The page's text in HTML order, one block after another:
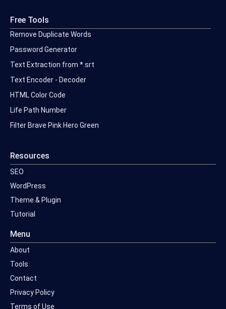
Free Tools
Remove Duplicate Words
Password Generator
Text Extraction from *.srt
Text Encoder - Decoder
HTML Color Code
Life Path Number
Filter Brave Pink Hero Green
Resources
SEO
WordPress
Theme & Plugin
Tutorial
Menu
About
Tools
Contact
Privacy Policy
Terms of Use